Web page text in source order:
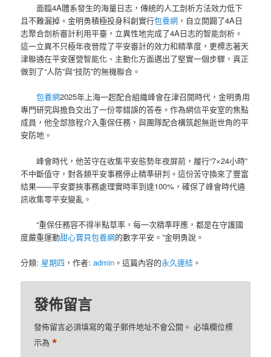
面臨4A體系發生的海量日志，傳統的人工剖析方法效力低下
且不難漏掉。金明勇積極投身科創實行包養網 ，自立開闢了4A日
志聚合剖析審計利用平臺，立異性地完成了4A日志的智能剖析。
這一立異不只極年夜晉陞了平安審計的效力和精準度，更標志著天
津聯通在平安運營智能化、主動化方面邁出了堅實一個步驟，真正
做到了“人防”與“技防”的無機聯合。
包養網2025年上海一起配合組織峰會在津召開時代，金明勇用
專門研究與擔負交出了一份零錯誤的答卷。作為網信平安室的焦點
成員，他全部旅程介入重保任務，與團隊配合構筑起無逝世角的平
安防地。
峰會時代，他苦守在收集平安態勢年夜屏前，履行“7×24小時”
不中斷值守，對各類平安事務停止精準研判。這份苦守換來了豐富
結果——平安要挾事務處理實時率到達100%，確保了峰會時代通
訊收集零平安變亂。
“重保任務容不得半點草率，每一次精準呼應，都是在守護國
度嚴重運動甜心寶貝包養網的數字平安。”金明勇說。
分類:星期四 ，作者:admin 。這篇內容的永久連結 。
發佈留言
發佈留言必須填寫的電子郵件地址不會公開。 必填欄位標
示為*